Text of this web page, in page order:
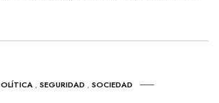
, SEGURIDAD , SOCIEDAD